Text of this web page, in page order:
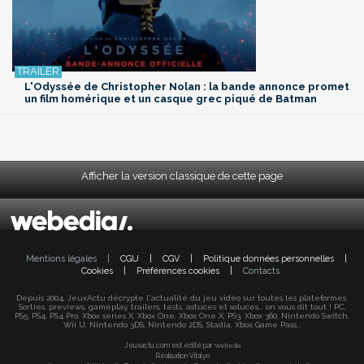
L'Odyssée de Christopher Nolan : la bande annonce promet
un film homérique et un casque grec piqué de Batman
Afficher la version classique de cette page
Mentions légales CGU CGV Politique données personnelles
Cookies
Préférences cookies Contacts
Depuis 2004, JeuxActu décrypte l'actualité du jeu vidéo sur toutes les plateformes.
Sorties, previews, gameplay, trailers, tests, astuces et soluces... on vous dit tout ! PC,
PS5, PS4, PS4 Pro, Xbox series X, Xbox One, Xbox One X, PS3, Xbox 360, Nintendo Switch,
Wii U, Nintendo 3DS, Nintendo 2DS, Stadia, Xbox Game Pass...
Jeuxactu.com est édité par Webedia
Réalisation Vitalyn